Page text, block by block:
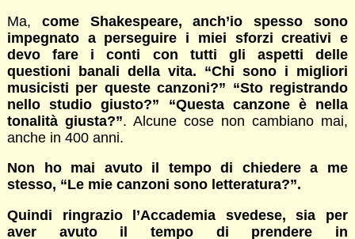
Ma, come Shakespeare, anch’io spesso sono
impegnato a perseguire i miei sforzi creativi e
devo fare i conti con tutti gli aspetti delle
questioni banali della vita. “Chi sono i migliori
musicisti per queste canzoni?” “Sto registrando
nello studio giusto?” “Questa canzone è nella
tonalità giusta?”. Alcune cose non cambiano mai,
anche in 400 anni.
Non ho mai avuto il tempo di chiedere a me
stesso, “Le mie canzoni sono letteratura?”.
Quindi ringrazio l’Accademia svedese, sia per
aver avuto il tempo di prendere in